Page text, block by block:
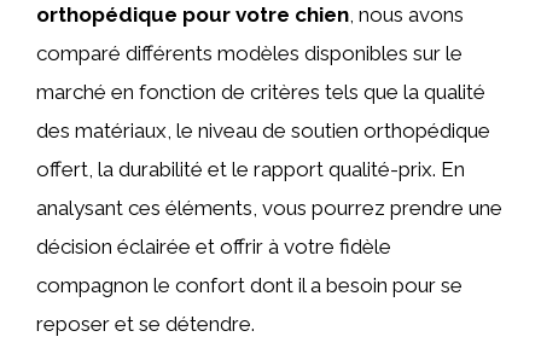
orthopédique pour votre chien , nous avons
comparé différents modèles disponibles sur le
marché en fonction de critères tels que la qualité
des matériaux, le niveau de soutien orthopédique
offert, la durabilité et le rapport qualité-prix. En
analysant ces éléments, vous pourrez prendre une
décision éclairée et offrir à votre fidèle
compagnon le confort dont il a besoin pour se
reposer et se détendre.